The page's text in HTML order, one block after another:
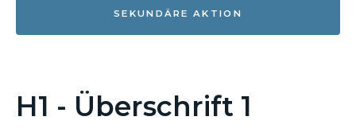
SEKUNDÄRE AKTION
H1 - Überschrift 1